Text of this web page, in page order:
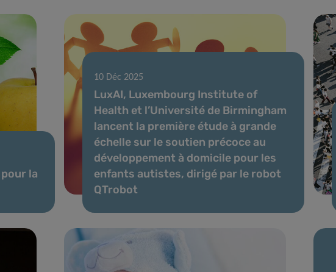
la
10 Déc 2025
LuxAI, Luxembourg Institute of
Health et l’Université de Birmingham
lancent la première étude à grande
échelle sur le soutien précoce au
développement à domicile pour les
enfants autistes, dirigé par le robot
QTrobot